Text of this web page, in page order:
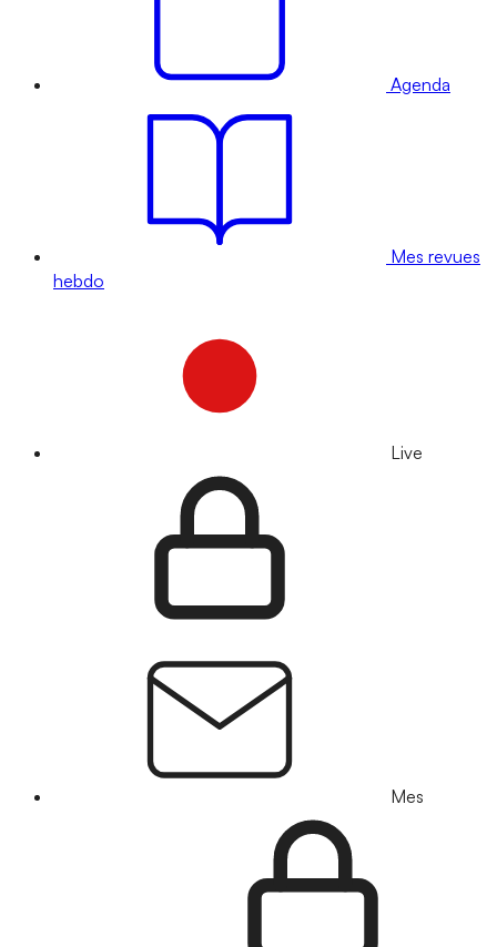
Agenda
Mes revues
hebdo
Live
Mes